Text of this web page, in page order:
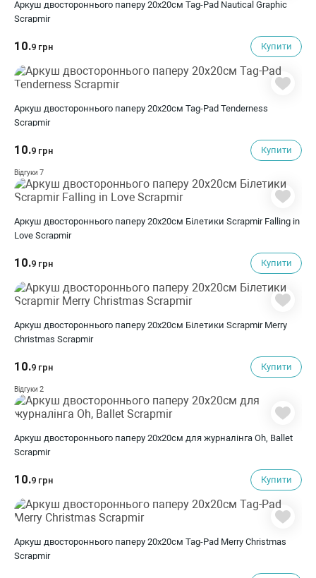
Аркуш двостороннього паперу 20х20см Tag-Pad Nautical Graphic
Scrapmir
10.9 грн Купити
Аркуш двостороннього паперу 20х20см Tag-Pad Tenderness
Scrapmir
10.9 грн Купити
Відгуки 7
Аркуш двостороннього паперу 20х20см Білетики Scrapmir Falling in
Love Scrapmir
10.9 грн Купити
Аркуш двостороннього паперу 20х20см Білетики Scrapmir Merry
Christmas Scrapmir
10.9 грн Купити
Відгуки 2
Аркуш двостороннього паперу 20х20см для журналінга Oh, Ballet
Scrapmir
10.9 грн Купити
Аркуш двостороннього паперу 20х20см Tag-Pad Merry Christmas
Scrapmir